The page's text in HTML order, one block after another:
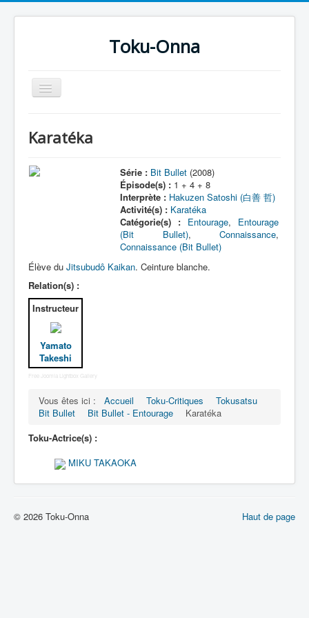
Toku-Onna
Basculer
la
Toku-Actrices
Toku-Critiques
Dessins
Artiste Asperger
Lexique
Bit Bullet (ビット バレット)
Série
Personnages
Lieux
Épisodes
Références
Karatéka
Série : Bit Bullet (2008)
Épisode(s) : 1 + 4 + 8
Interprète : Hakuzen Satoshi (白善 哲)
Activité(s) : Karatéka
Catégorie(s) : Entourage, Entourage
(Bit Bullet),Connaissance,
Connaissance (Bit Bullet)
Élève du Jitsubudô Kaikan. Ceinture blanche.
Relation(s) :
Instructeur
Yamato
Takeshi
Free Joomla Lightbox Gallery
Vous êtes ici : Accueil Toku-Critiques
Tokusatsu
Bit Bullet
Bit Bullet - Entourage
Karatéka
Toku-Actrice(s) :
MIKU TAKAOKA
Haut de page
© 2026 Toku-Onna